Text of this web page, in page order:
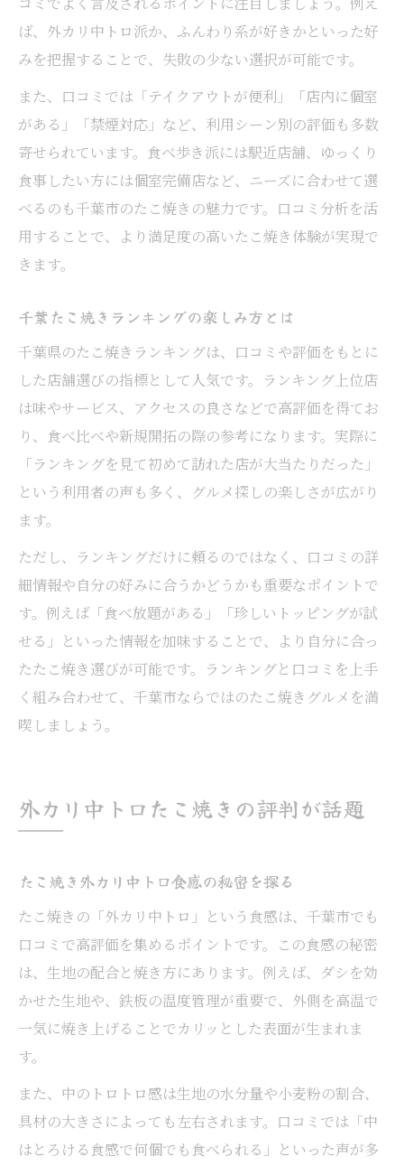
ば、外カリ中トロ派か、ふんわり系が好きかといった好
みを把握することで、失敗の少ない選択が可能です。
また、口コミでは「テイクアウトが便利」「店内に個室
がある」「禁煙対応」など、利用シーン別の評価も多数
寄せられています。食べ歩き派には駅近店舗、ゆっくり
食事したい方には個室完備店など、ニーズに合わせて選
べるのも千葉市のたこ焼きの魅力です。口コミ分析を活
用することで、より満足度の高いたこ焼き体験が実現で
きます。
千葉たこ焼きランキングの楽しみ方とは
千葉県のたこ焼きランキングは、口コミや評価をもとに
した店舗選びの指標として人気です。ランキング上位店
は味やサービス、アクセスの良さなどで高評価を得てお
り、食べ比べや新規開拓の際の参考になります。実際に
「ランキングを見て初めて訪れた店が大当たりだった」
という利用者の声も多く、グルメ探しの楽しさが広がり
ます。
ただし、ランキングだけに頼るのではなく、口コミの詳
細情報や自分の好みに合うかどうかも重要なポイントで
す。例えば「食べ放題がある」「珍しいトッピングが試
せる」といった情報を加味することで、より自分に合っ
たたこ焼き選びが可能です。ランキングと口コミを上手
く組み合わせて、千葉市ならではのたこ焼きグルメを満
喫しましょう。
外カリ中トロたこ焼きの評判が話題
たこ焼き外カリ中トロ食感の秘密を探る
たこ焼きの「外カリ中トロ」という食感は、千葉市でも
口コミで高評価を集めるポイントです。この食感の秘密
は、生地の配合と焼き方にあります。例えば、ダシを効
かせた生地や、鉄板の温度管理が重要で、外側を高温で
一気に焼き上げることでカリッとした表面が生まれま
す。
また、中のトロトロ感は生地の水分量や小麦粉の割合、
具材の大きさによっても左右されます。口コミでは「中
はとろける食感で何個でも食べられる」といった声が多